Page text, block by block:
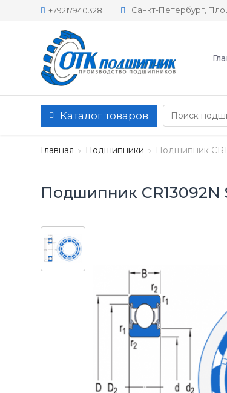
+79217940328 Санкт-Петербург,
Каталог товаров
Главная Подшипники Подшипник
Подшипник CR13092N